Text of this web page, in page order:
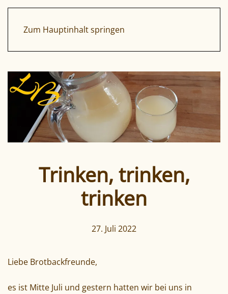
Zum Hauptinhalt springen
Trinken, trinken,
trinken
27. Juli 2022
Liebe Brotbackfreunde,
es ist Mitte Juli und gestern hatten wir bei uns in